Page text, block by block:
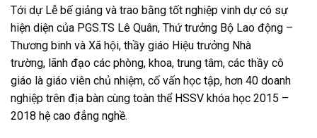
Tới dự Lễ bế giảng và trao bằng tốt nghiệp vinh dự có sự
hiện diện của PGS.TS Lê Quân, Thứ trưởng Bộ Lao động –
Thương binh và Xã hội, thầy giáo Hiệu trưởng Nhà
trường, lãnh đạo các phòng, khoa, trung tâm, các thầy cô
giáo là giáo viên chủ nhiệm, cố vấn học tập, hơn 40 doanh
nghiệp trên địa bàn cùng toàn thể HSSV khóa học 2015 –
2018 hệ cao đẳng nghề.